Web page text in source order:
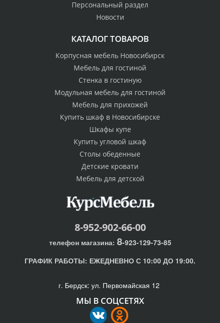
Персональный раздел
Новости
КАТАЛОГ ТОВАРОВ
Корпусная мебель Новосибирск
Мебель для гостиной
Стенка в гостиную
Модульная мебель для гостиной
Мебель для прихожей
Купить шкаф в Новосибирске
Шкафы купе
Купить угловой шкаф
Столы обеденные
Детские кровати
Мебель для детской
8-952-902-66-00
телефон магазина: 8-923-129-73-85
ГРАФИК РАБОТЫ: ЕЖЕДНЕВНО С 10:00 ДО 19:00.
г. Бердск: ул. Первомайская 12
МЫ В СОЦСЕТЯХ